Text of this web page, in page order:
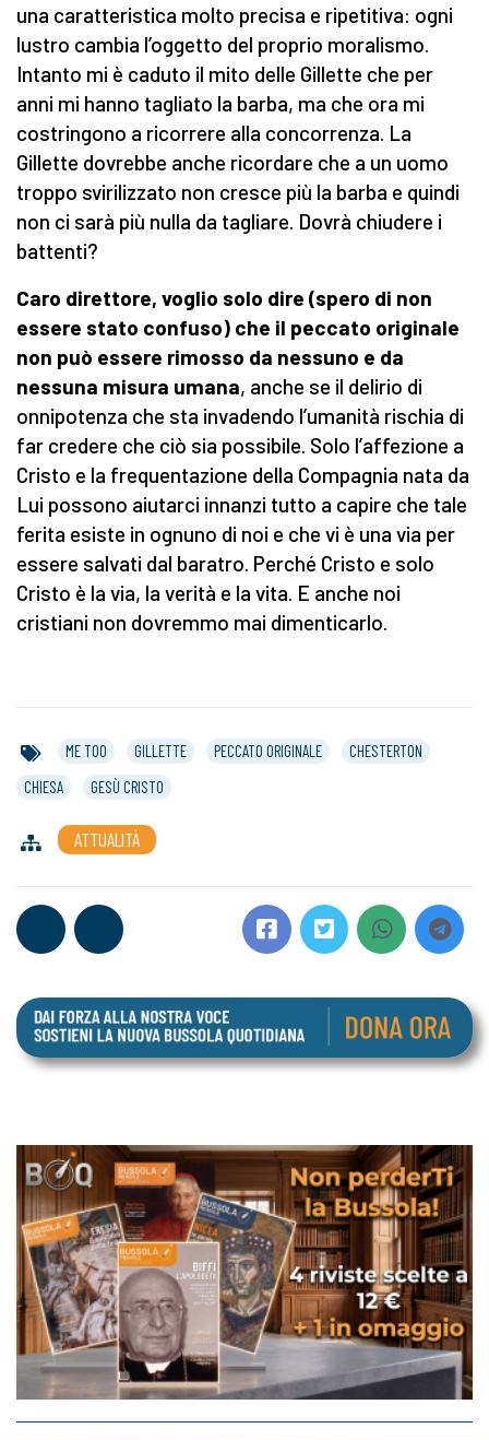
una caratteristica molto precisa e ripetitiva: ogni
lustro cambia l’oggetto del proprio moralismo.
Intanto mi è caduto il mito delle Gillette che per
anni mi hanno tagliato la barba, ma che ora mi
costringono a ricorrere alla concorrenza. La
Gillette dovrebbe anche ricordare che a un uomo
troppo svirilizzato non cresce più la barba e quindi
non ci sarà più nulla da tagliare. Dovrà chiudere i
battenti?
Caro direttore, voglio solo dire (spero di non
essere stato confuso) che il peccato originale
non può essere rimosso da nessuno e da
nessuna misura umana, anche se il delirio di
onnipotenza che sta invadendo l’umanità rischia di
far credere che ciò sia possibile. Solo l’affezione a
Cristo e la frequentazione della Compagnia nata da
Lui possono aiutarci innanzi tutto a capire che tale
ferita esiste in ognuno di noi e che vi è una via per
essere salvati dal baratro. Perché Cristo e solo
Cristo è la via, la verità e la vita. E anche noi
cristiani non dovremmo mai dimenticarlo.
ME TOO GILLETTE PECCATO ORIGINALE
CHESTERTON
CHIESA
GESÙ CRISTO
ATTUALITÀ